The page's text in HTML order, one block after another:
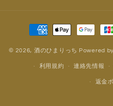
決
済
方
© 2026, 酒のひまりっち Powered
利用規約 連絡先情報
返金